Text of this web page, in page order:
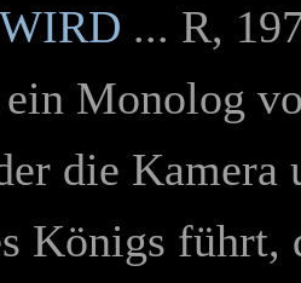
... R,
Monolog
die Kamera
Königs